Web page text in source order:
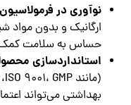
نوآوری در فرمولاسیون
ارگانیک و بدون مواد
حساس به سلامت
استانداردسازی
بهداشتی می‌تواند